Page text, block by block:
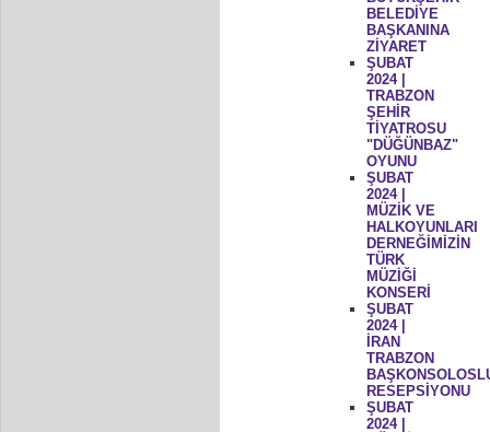
BELEDİYE
BAŞKANINA
ZİYARET
ŞUBAT
2024 |
TRABZON
ŞEHİR
TİYATROSU
"DÜĞÜNBAZ"
OYUNU
ŞUBAT
2024 |
MÜZİK VE
HALKOYUNLARI
DERNEĞİMİZİN
TÜRK
MÜZİĞİ
KONSERİ
ŞUBAT
2024 |
İRAN
TRABZON
RESEPSİYONU
ŞUBAT
2024 |